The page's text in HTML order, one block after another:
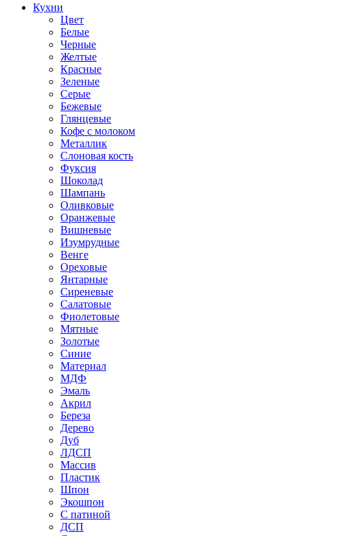
Кухни
Цвет
Белые
Черные
Желтые
Красные
Зеленые
Серые
Бежевые
Глянцевые
Кофе с молоком
Металлик
Слоновая кость
Фуксия
Шоколад
Шампань
Оливковые
Оранжевые
Вишневые
Изумрудные
Венге
Ореховые
Янтарные
Сиреневые
Салатовые
Фиолетовые
Мятные
Золотые
Синие
Материал
МДФ
Эмаль
Акрил
Береза
Дерево
Дуб
ЛДСП
Массив
Пластик
Шпон
Экошпон
С патиной
ДСП